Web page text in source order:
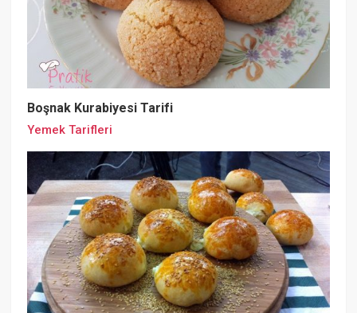
Boşnak Kurabiyesi Tarifi
Yemek Tarifleri